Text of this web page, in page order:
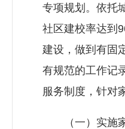
专项规划。依托
社区建校率达到
建设，做到有固
有规范的工作记
服务制度，针对
（一）实施家